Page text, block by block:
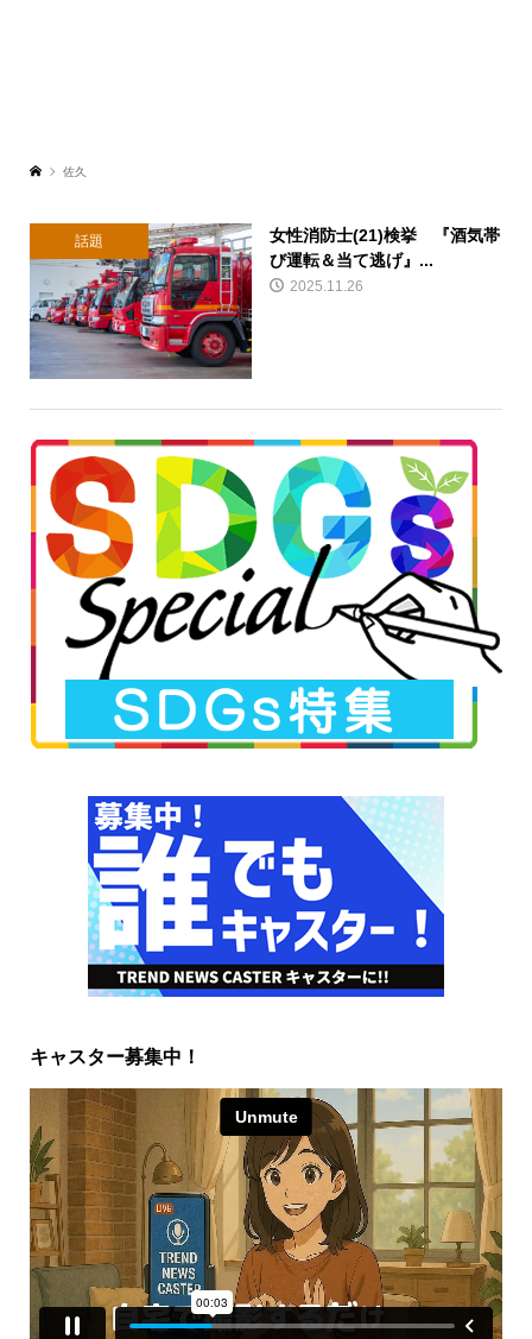
佐久
話題
女性消防士(21)検挙 『酒気帯
び運転＆当て逃げ』...
2025.11.26
キャスター募集中！